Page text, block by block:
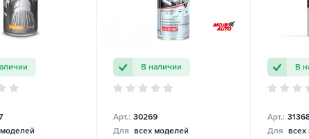
В наличии
Арт.: 30269
Для всех моделей
В
Арт.:
Для всех